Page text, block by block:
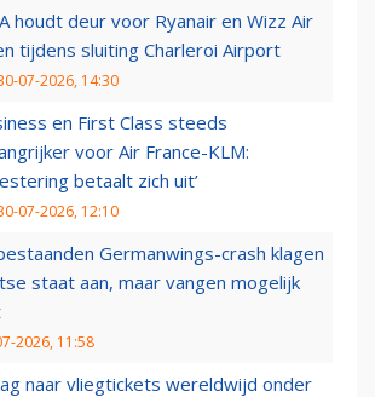
houdt deur voor Ryanair en Wizz Air
tijdens sluiting Charleroi Airport
07-2026, 14:30
en First Class steeds
voor Air France-KLM:
betaalt zich uit’
07-2026, 12:10
Germanwings-crash klagen
staat aan, maar vangen mogelijk
2026, 11:58
naar vliegtickets wereldwijd onder